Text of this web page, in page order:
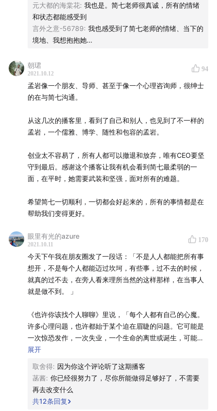
感。真实感带给你力量。
我们每个人都在经历一场别人一无所知的战争
试图理解对方的感受，想要表达「我知道你现在很难」
这一切时的真实感受。
4. 人非常需要意义感
义时，你有取之不竭、用之不尽的力量。当你做的事情
被定义成一个外部目标，比如维持公司运转，商业化，
让团队能够更安心地工作等等，意义感会弱。这些更多
的是责任。责任很重要，但我会觉得自己有很大的能量
当万事万物能够很好地穿过你，当你非常清澈，能够
让那些美好的东西在你生命中得到体验的时候，你能够
把这些好的东西再传递给他们，那会是一种更好的状
。
6. 我想送两句话给你。第一句是，
物是，它会告诉你一些事情，而且告诉你的这些事情只
有那些对我们心灵产生足够大冲击的事情，只是这些你
现在看不到。但你要有耐心去发现。第二句话是，当我
们自己在一个非常好的状态，很清澈，很通透，很有能
量，很爱自己，能够让很多东西穿过自己的时候，这些
的，给自己一些耐心，给自己一些时间。
7. 播客结尾处所提及的《夜航西飞》里的段落 ⬇️
元大都的海棠花: 我也是。简七老师很真诚，所有的情绪
和状态都能感受到
言外之意-56789: 我也感受到了简七老师的情绪、当下的
境地、我想抱抱她…
朝珺
2021.10.12
94
孟岩像一个朋友、导师、甚至于像一个心理咨询师，很绅士
的在与简七沟通。
从这几次的播客里，看到了自己和别人，也见到了不一样的
孟岩，一个儒雅、博学、随性和包容的孟岩。
创业太不容易了，所有人都可以撤退和放弃，唯有CEO要坚
守到最后。感谢这个播客让我有机会看到简七最柔弱的一
面，在平时，她需要武装和坚强，面对所有的难题。
希望简七一切顺利，一切都会好起来的，所有的事情都是在
帮助我们变得更好。
眼里有光的azure
2021.10.11
170
今天下午我在朋友圈发了一段话：「不是人人都能把所有事
想开，不是每个人都能迈过坎坷，有些事，过不去的时候，
就真的过不去，在旁人看来理所当然的这样那样，在当事人
就是做不到。 」
《也许你该找个人聊聊》里说，「每个人都有自己的心魔。
许多心理问题，也许都始于某个迫在眉睫的问题。它可能是
一次惊恐发作，一次失业，一个生命的离世或诞生，可能在
一段关系中受到挫折，或是无法做出重大的抉择，也可能是
困住了。」
「心理治疗很重要的一个步骤，就是帮助人们对自己当前的
困境负责。因为只有当人们意识到自己有能力，且必须靠自
展开
取舍得: 因为你这个评论听了这期播客
菡酱: 你已经很努力了，尽你所能做得足够好了，不需要
再去改变什么
共12条回复